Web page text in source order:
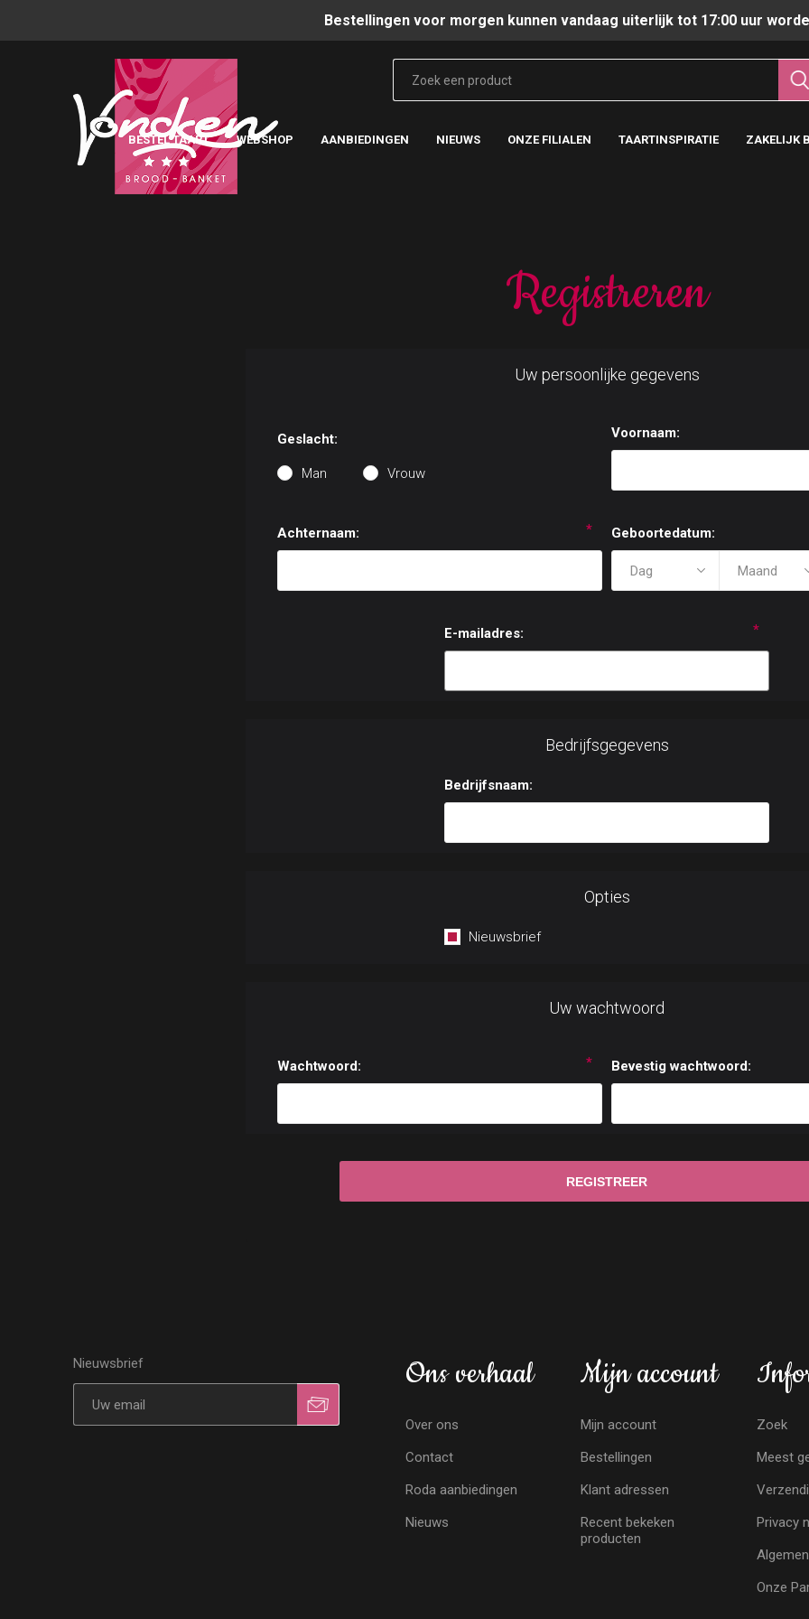
Bestellingen voor morgen kunnen vandaag uiterlijk tot 17:00 uur
BESTEL TAART WEBSHOP AANBIEDINGEN NIEUWS ONZE FILIALEN TAARTINSPIRATIE ZAKELIJK
Registreren
Uw persoonlijke gegevens
Geslacht:
Man Vrouw
Voornaam:
Achternaam: * Geboortedatum:
E-mailadres: *
Bedrijfsgegevens
Bedrijfsnaam:
Opties
Nieuwsbrief
Uw wachtwoord
Wachtwoord: * Bevestig wachtwoord:
Nieuwsbrief Ons verhaal
Over ons
Contact
Roda aanbiedingen
Nieuws
Mijn account
Mijn account
Bestellingen
Klant adressen
Recent bekeken
producten
Zoek
Meest
Privacy
Onze